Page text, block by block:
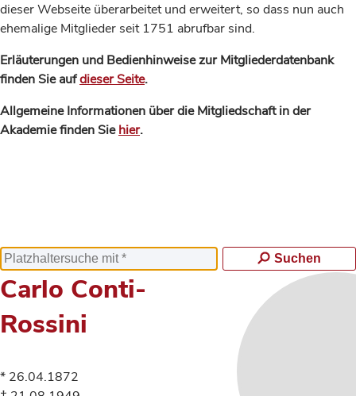
dieser Webseite überarbeitet und erweitert, so dass nun auch
ehemalige Mitglieder seit 1751 abrufbar sind.
Erläuterungen und Bedienhinweise zur Mitgliederdatenbank
finden Sie aufdieser Seite.
Allgemeine Informationen über die Mitgliedschaft in der
Akademie finden Siehier.
Suchen
Carlo Conti-
Rossini
* 26.04.1872